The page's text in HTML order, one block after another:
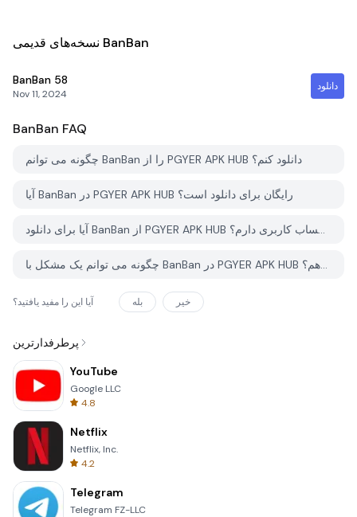
نسخه‌های قدیمی BanBan
BanBan 58
Nov 11, 2024
دانلود
BanBan FAQ
چگونه می توانم BanBan را از PGYER APK HUB دانلود کنم؟
آیا BanBan در PGYER APK HUB رایگان برای دانلود است؟
آیا برای دانلود BanBan از PGYER APK HUB نیاز به حساب کاربری دارم؟
چگونه می توانم یک مشکل با BanBan در PGYER APK HUB گزارش دهم؟
آیا این را مفید یافتید؟ بله خیر
پرطرفدارترین
YouTube
Google LLC
4.8
Netflix
Netflix, Inc.
4.2
Telegram
Telegram FZ-LLC